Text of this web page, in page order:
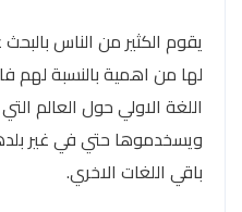
يقوم الكثير من الناس
لها من اهمية بالنسبة لهم
اللغة الاولي حول العالم التي
ويسخدموها حتي في غير
باقي اللغات الاخري.